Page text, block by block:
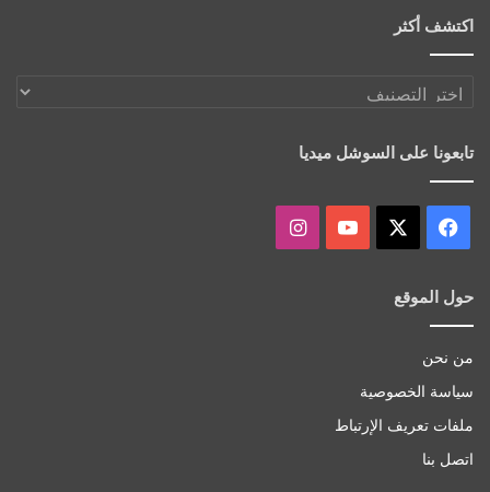
اكتشف أكثر
اكتشف
تابعونا على السوشل ميديا
فيسبوك ‫YouTubeانستقرام
حول الموقع
من نحن
سياسة الخصوصية
ملفات تعريف الإرتباط
اتصل بنا